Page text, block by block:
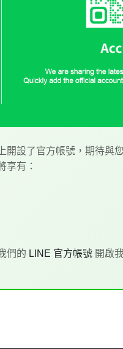
設了官方帳號，期待與
享有：
們的 LINE 官方帳號開啟